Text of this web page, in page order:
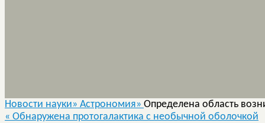
Новости науки» Астрономия» Определена область
« Обнаружена протогалактика с необычной оболочкой